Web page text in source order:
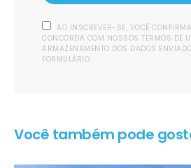
AO INSCREVER-SE, VOCÊ
CONCORDA COM NOSSOS TERMOS DE
ARMAZENAMENTO DOS DADOS
FORMULÁRIO.
Você também pode